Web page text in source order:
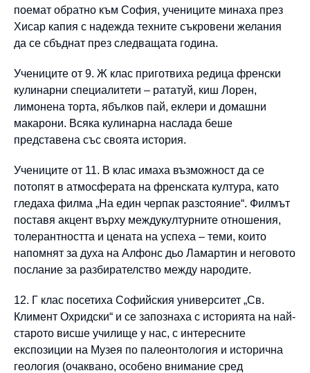
поемат обратно към София, учениците минаха през
Хисар капия с надежда техните съкровени желания
да се сбъднат през следващата година.
Учениците от 9. Ж клас приготвиха редица френски
кулинарни специалитети – рататуй, киш Лорен,
лимонена торта, ябълков пай, еклери и домашни
макарони. Всяка кулинарна наслада беше
представена със своята история.
Учениците от 11. В клас имаха възможност да се
потопят в атмосферата на френската култура, като
гледаха филма „На един черпак разстояние“. Филмът
поставя акцент върху междукултурните отношения,
толерантността и цената на успеха – теми, които
напомнят за духа на Алфонс дьо Ламартин и неговото
послание за разбирателство между народите.
12. Г клас посетиха Софийския университет „Св.
Климент Охридски“ и се запознаха с историята на най-
старото висше училище у нас, с интересните
експозиции на Музея по палеонтология и исторична
геология (очаквано, особено внимание сред